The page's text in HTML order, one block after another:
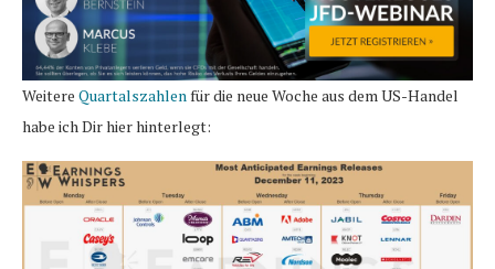
Weitere Quartalszahlenfür die neue Woche aus dem US-Handel
habe ich Dir hier hinterlegt: